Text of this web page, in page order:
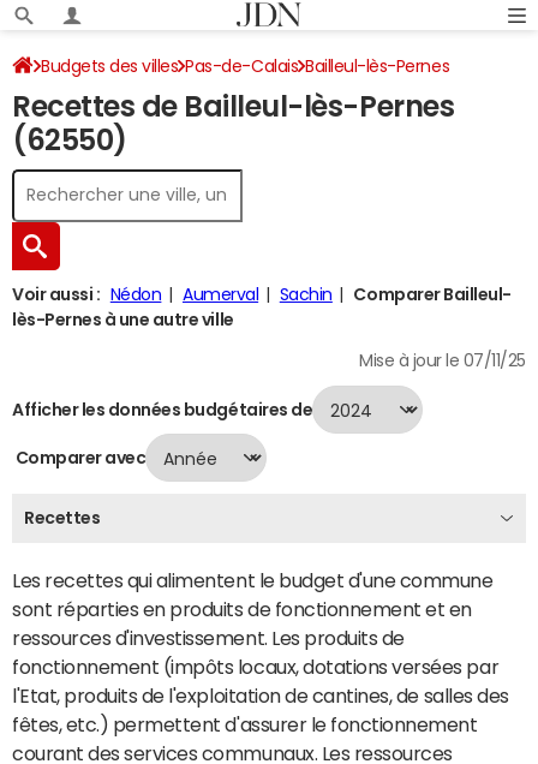
Budgets des villes Pas-de-Calais Bailleul-lès-Pernes
Recettes 2024
Recettes de Bailleul-lès-Pernes
(62550)
Voir aussi : Nédon Aumerval Sachin
Comparer Bailleul-
lès-Pernes à une autre ville
Mise à jour le 07/11/25
Afficher les données budgétaires de
Comparer avec
Recettes
Les recettes qui alimentent le budget d'une commune
sont réparties en produits de fonctionnement et en
ressources d'investissement. Les produits de
fonctionnement (impôts locaux, dotations versées par
l'Etat, produits de l'exploitation de cantines, de salles des
fêtes, etc.) permettent d'assurer le fonctionnement
courant des services communaux. Les ressources